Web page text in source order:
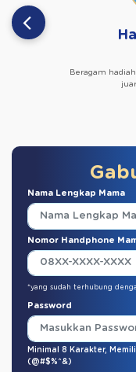
Beragam
Nama Lengkap Mama
Nomor Handphone
*yang sudah terhubung
Password
Minimal 8 Karakter,
(@#$%^&)